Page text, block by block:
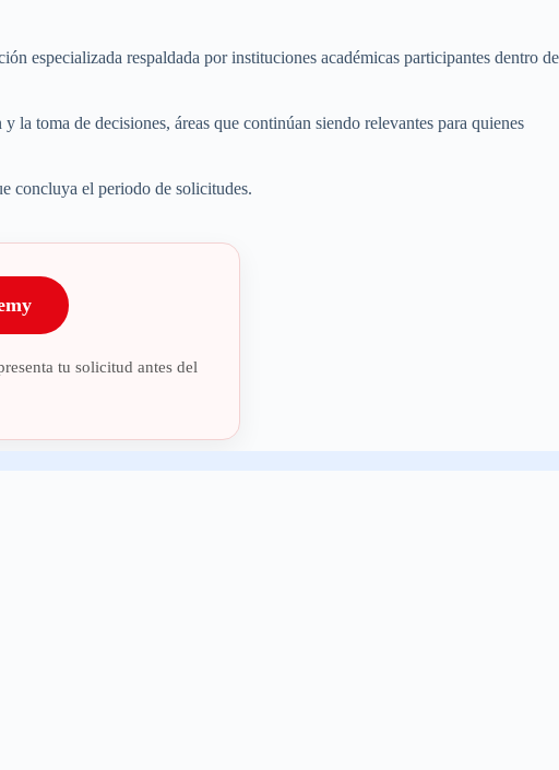
especializada respaldada por instituciones académicas participantes dentro de
toma de decisiones, áreas que continúan siendo relevantes para quienes
concluya el periodo de solicitudes.
tu solicitud antes del